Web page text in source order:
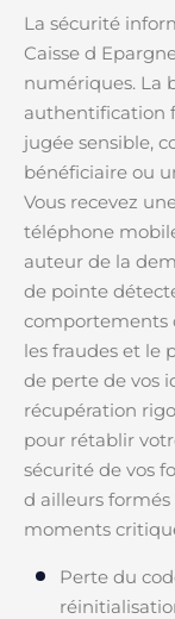
La sécurité
Caisse d
numériques. La
authentification
jugée sensible,
bénéficiaire ou
Vous recevez
téléphone
auteur de la
de pointe
comportements
les fraudes et le
de perte de vos
récupération
pour rétablir
sécurité de vos
d ailleurs
moments
Perte du